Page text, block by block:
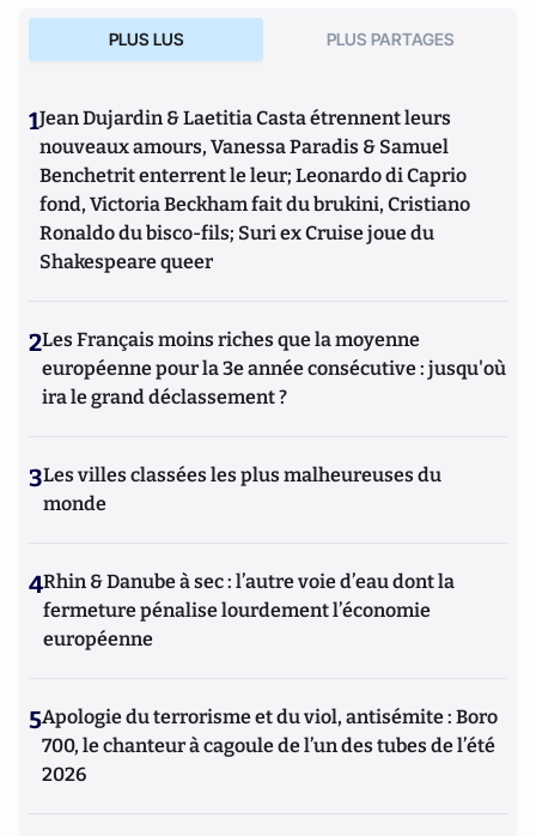
PLUS LUS PLUS PARTAGES
1Jean Dujardin & Laetitia Casta étrennent leurs
nouveaux amours, Vanessa Paradis & Samuel
Benchetrit enterrent le leur; Leonardo di Caprio
fond, Victoria Beckham fait du brukini, Cristiano
Ronaldo du bisco-fils; Suri ex Cruise joue du
Shakespeare queer
2Les Français moins riches que la moyenne
européenne pour la 3e année consécutive : jusqu'où
ira le grand déclassement ?
3Les villes classées les plus malheureuses du
monde
4Rhin & Danube à sec : l’autre voie d’eau dont la
fermeture pénalise lourdement l’économie
européenne
5Apologie du terrorisme et du viol, antisémite : Boro
700, le chanteur à cagoule de l’un des tubes de l’été
2026